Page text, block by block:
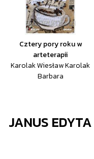
Cztery pory roku w
arteterapii
Karolak Wiesław Karolak
Barbara
JANUS EDYTA